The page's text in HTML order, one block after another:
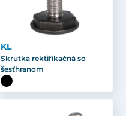
KL
Skrutka rektifikačná so
šesťhranom